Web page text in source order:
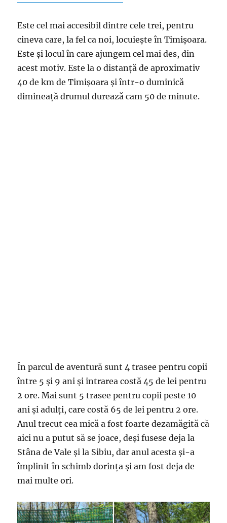
Este cel mai accesibil dintre cele trei, pentru
cineva care, la fel ca noi, locuiește în Timișoara.
Este și locul în care ajungem cel mai des, din
acest motiv. Este la o distanță de aproximativ
40 de km de Timișoara și într-o duminică
dimineață drumul durează cam 50 de minute.
În parcul de aventură sunt 4 trasee pentru copii
între 5 și 9 ani și intrarea costă 45 de lei pentru
2 ore. Mai sunt 5 trasee pentru copii peste 10
ani și adulți, care costă 65 de lei pentru 2 ore.
Anul trecut cea mică a fost foarte dezamăgită că
aici nu a putut să se joace, deși fusese deja la
Stâna de Vale și la Sibiu, dar anul acesta și-a
împlinit în schimb dorința și am fost deja de
mai multe ori.